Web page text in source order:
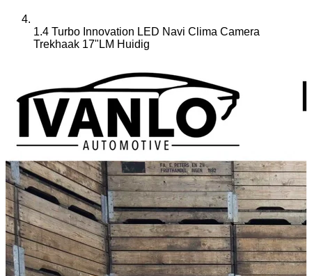
1.4 Turbo Innovation LED Navi Clima Camera
Trekhaak 17"LM Huidig